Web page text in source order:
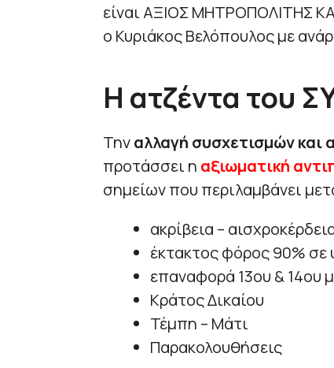
είναι ΑΞΙΟΣ ΜΗΤΡΟΠΟΛΙΤΗΣ
ο Κυριάκος Βελόπουλος με
Η ατζέντα του
Τηναλλαγή συσχετισμών και
προτάσσει η αξιωματική
σημείων που περιλαμβάνει
ακρίβεια –
έκτακτος φόρος 90% σε
επαναφορά 13ου & 14ου
Κράτος Δικαίου
Τέμπη – Μάτι
Παρακολουθήσεις